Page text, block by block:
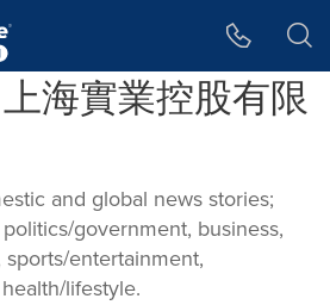
海實業控股有限
and global news stories;
government, business,
entertainment,
lifestyle.